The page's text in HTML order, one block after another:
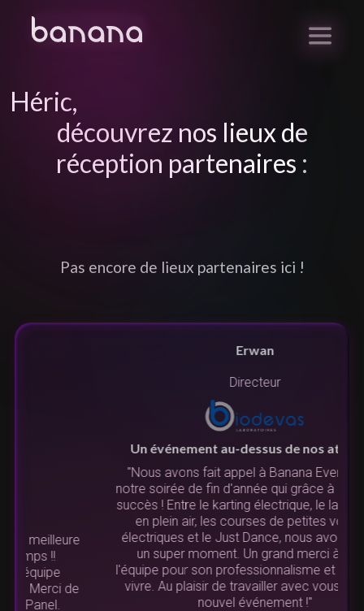
Héric,
découvrez nos lieux de
réception partenaires :
Pas encore de lieux partenaires ici !
Un événement au-dessus de nos attentes
"Nous avons fait appel à Banana Events pour
notre soirée de fin d'année qui grâce à eux, fut un
succès ! Entre le karting électrique, le laser game
en plein air, les courses de petites voitures
électriques et le Just Dance, nous avons passé
un super moment. Un grand merci à toute
l'équipe pour son professionnalisme et sa joie de
vivre. Au plaisir de travailler avec vous pour un
nouvel événement !"